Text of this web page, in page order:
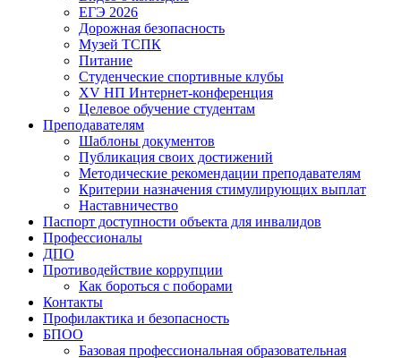
ЕГЭ 2026
Дорожная безопасность
Музей ТСПК
Питание
Студенческие спортивные клубы
XV НП Интернет-конференция
Целевое обучение студентам
Преподавателям
Шаблоны документов
Публикация своих достижений
Методические рекомендации преподавателям
Критерии назначения стимулирующих выплат
Наставничество
Паспорт доступности объекта для инвалидов
Профессионалы
ДПО
Противодействие коррупции
Как бороться с поборами
Контакты
Профилактика и безопасность
БПОО
Базовая профессиональная образовательная